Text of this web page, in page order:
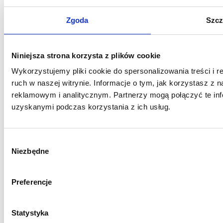
Zgoda
Niniejsza strona korzysta z plików cookie
Wykorzystujemy pliki cookie do spersonalizowania treści i
ruch w naszej witrynie. Informacje o tym, jak korzystasz z
reklamowym i analitycznym. Partnerzy mogą połączyć te
uzyskanymi podczas korzystania z ich usług.
zgody
Niezbędne
Preferencje
Statystyka
obecnie zespół kilkunastu prawników,
specjalizujących się w obsłudze prawnej
nowych technologii, prawa własności
intelektualnej oraz ochrony danych osobowych
czy tematyki start-up.
Pokaż inne publikacje